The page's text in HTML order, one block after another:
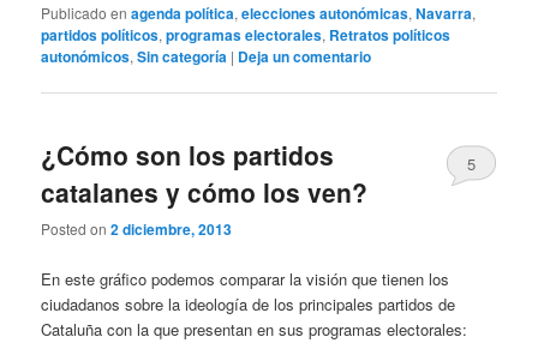
Publicado en agenda política,elecciones autonómicas,Navarra,
partidos políticos,programas electorales, Retratos políticos
autonómicos,Sin categoría | Deja un comentario
¿Cómo son los partidos
catalanes y cómo los ven?
Posted on2 diciembre, 2013
5
En este gráfico podemos comparar la visión que tienen los
ciudadanos sobre la ideología de los principales partidos de
Cataluña con la que presentan en sus programas electorales: